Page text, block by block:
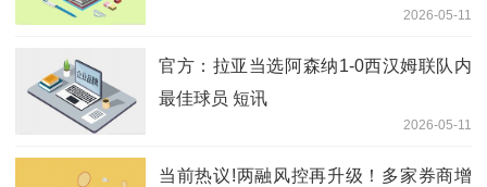
2026-05-11
官方：拉亚当选阿森纳1-0西汉姆联队内
最佳球员 短讯
2026-05-11
当前热议!两融风控再升级！多家券商增